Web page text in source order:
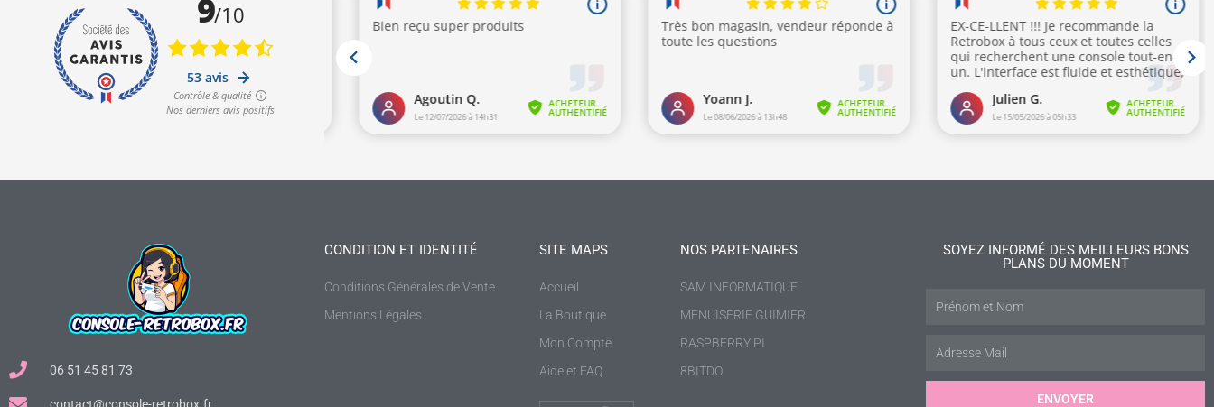
06 51 45 81 73
CONDITION ET IDENTITÉ
Conditions Générales de Vente
Mentions Légales
SITE MAPS
Accueil
La Boutique
Mon Compte
Aide et FAQ
NOS PARTENAIRES
SAM INFORMATIQUE
MENUISERIE GUIMIER
RASPBERRY PI
8BITDO
SOYEZ INFORMÉ DES MEILLEURS BONS
PLANS DU MOMENT
ENVOYER